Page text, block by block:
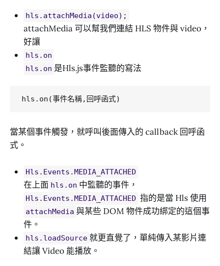
hls.attachMedia(video);
attachMedia 可以幫我們連結 HLS 物件與 video，
好讓
hls.on
hls.on 是Hls.js事件監聽的寫法
當某個事件觸發，就呼叫後面傳入的 callback 回呼函
式。
Hls.Events.MEDIA_ATTACHED
在上面 hls.on 中監聽的事件，
Hls.Events.MEDIA_ATTACHED 指的是當 Hls 使用
attachMedia 與某些 DOM 物件成功綁定的這個事
件。
hls.loadSource 就更直覺了，單純傳入某影片連
結讓 Video 能播放。